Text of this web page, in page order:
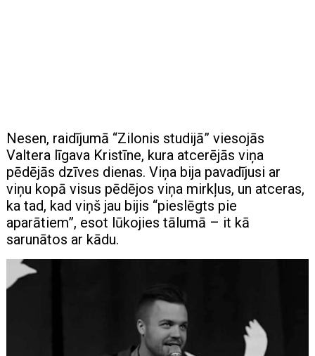
Nesen, raidījumā “Zilonis studijā” viesojās
Valtera līgava Kristīne, kura atcerējās viņa
pēdējās dzīves dienas. Viņa bija pavadījusi ar
viņu kopā visus pēdējos viņa mirkļus, un atceras,
ka tad, kad viņš jau bijis “pieslēgts pie
aparātiem”, esot lūkojies tālumā – it kā
sarunātos ar kādu.